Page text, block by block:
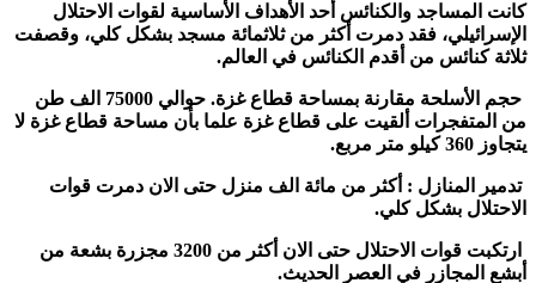
كانت المساجد والكنائس أحد الأهداف الأساسية لقوات الاحتلال
الإسرائيلي، فقد دمرت أكثر من ثلاثمائة مسجد بشكل كلي، وقصفت
ثلاثة كنائس من أقدم الكنائس في العالم.
حجم الأسلحة مقارنة بمساحة قطاع غزة. حوالي 75000 الف طن
من المتفجرات ألقيت على قطاع غزة علما بأن مساحة قطاع غزة لا
يتجاوز 360 كيلو متر مربع.
تدمير المنازل : أكثر من مائة الف منزل حتى الان دمرت قوات
الاحتلال بشكل كلي.
ارتكبت قوات الاحتلال حتى الان أكثر من 3200 مجزرة بشعة من
أبشع المجازر في العصر الحديث.